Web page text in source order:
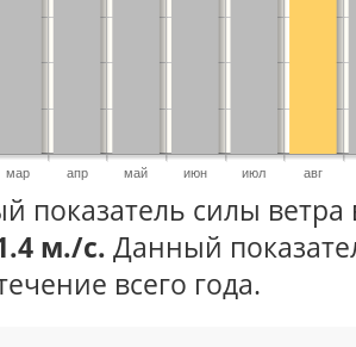
мар апр май июн июл авг
показатель силы ветра
м./с. Данный
всего года.